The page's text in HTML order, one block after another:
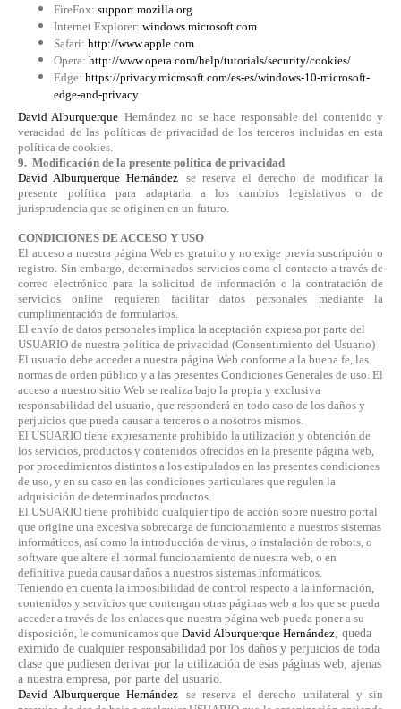
FireFox: support.mozilla.org
Internet Explorer: windows.microsoft.com
Safari: http://www.apple.com
Opera: http://www.opera.com/help/tutorials/security/cookies/
Edge: https://privacy.microsoft.com/es-es/windows-10-microsoft-
edge-and-privacy
David Alburquerque Hernández no se hace responsable del contenido y
veracidad de las políticas de privacidad de los terceros incluidas en esta
política de cookies.
9. Modificación de la presente política de privacidad
David Alburquerque Hernández se reserva el derecho de modificar la
presente política para adaptarla a los cambios legislativos o de
jurisprudencia que se originen en un futuro.
CONDICIONES DE ACCESO Y USO
El acceso a nuestra página Web es gratuito y no exige previa suscripción o
registro. Sin embargo, determinados servicios como el contacto a través de
correo electrónico para la solicitud de información o la contratación de
servicios online requieren facilitar datos personales mediante la
cumplimentación de formularios.
El envío de datos personales implica la aceptación expresa por parte del
USUARIO de nuestra política de privacidad (Consentimiento del Usuario)
El usuario debe acceder a nuestra página Web conforme a la buena fe, las
normas de orden público y a las presentes Condiciones Generales de uso. El
acceso a nuestro sitio Web se realiza bajo la propia y exclusiva
responsabilidad del usuario, que responderá en todo caso de los daños y
perjuicios que pueda causar a terceros o a nosotros mismos.
El USUARIO tiene expresamente prohibido la utilización y obtención de
los servicios, productos y contenidos ofrecidos en la presente página web,
por procedimientos distintos a los estipulados en las presentes condiciones
de uso, y en su caso en las condiciones particulares que regulen la
adquisición de determinados productos.
El USUARIO tiene prohibido cualquier tipo de acción sobre nuestro portal
que origine una excesiva sobrecarga de funcionamiento a nuestros sistemas
informáticos, así como la introducción de virus, o instalación de robots, o
software que altere el normal funcionamiento de nuestra web, o en
definitiva pueda causar daños a nuestros sistemas informáticos.
Teniendo en cuenta la imposibilidad de control respecto a la información,
contenidos y servicios que contengan otras páginas web a los que se pueda
acceder a través de los enlaces que nuestra página web pueda poner a su
disposición, le comunicamos que David Alburquerque Hernández, queda
eximido de cualquier responsabilidad por los daños y perjuicios de toda
clase que pudiesen derivar por la utilización de esas páginas web, ajenas
a nuestra empresa, por parte del usuario.
David Alburquerque Hernández se reserva el derecho unilateral y sin